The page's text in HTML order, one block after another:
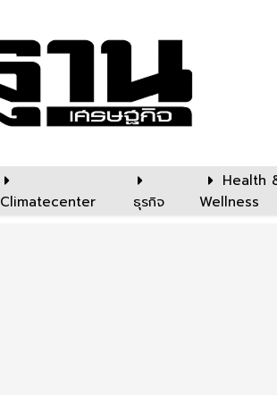
Climatecenter ธุรกิจ
Health
Wellness